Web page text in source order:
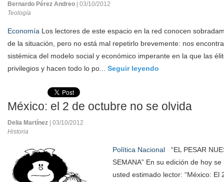
Bernardo Pérez Andreo
| 03/10/2012
Teología
Economía Los lectores de este espacio en la red conocen
de la situación, pero no está mal repetirlo brevemente: nos
sistémica del modelo social y económico imperante en la que las
privilegios y hacen todo lo po... Seguir leyendo
México: el 2 de octubre no se olvida
Delia Martínez
| 03/10/2012
Historia
Política Nacional “EL PESAR
SEMANA” En su edición de hoy
usted estimado lector: “México: El